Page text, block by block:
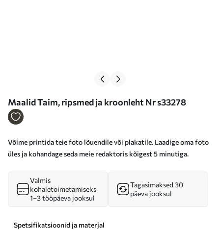
Maalid Taim, ripsmed ja kroonleht Nr s33278
Võime printida teie foto lõuendile või plakatile. Laadige oma foto
üles ja kohandage seda meie redaktoris kõigest 5 minutiga.
Valmis
kohaletoimetamiseks
1–3 tööpäeva jooksul
Tagasimaksed 30
päeva jooksul
Spetsifikatsioonid ja materjal